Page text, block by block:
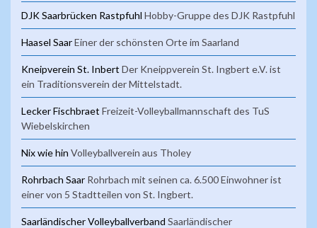
DJK Saarbrücken Rastpfuhl Hobby-Gruppe des DJK Rastpfuhl
Haasel SaarEiner der schönsten Orte im Saarland
Kneipverein St. Inbert Der Kneippverein St. Ingbert e.V. ist
ein Traditionsverein der Mittelstadt.
Lecker Fischbraet Freizeit-Volleyballmannschaft des TuS
Wiebelskirchen
Nix wie hin Volleyballverein aus Tholey
Rohrbach Saar Rohrbach mit seinen ca. 6.500 Einwohner ist
einer von 5 Stadtteilen von St. Ingbert.
Saarländischer Volleyballverband Saarländischer